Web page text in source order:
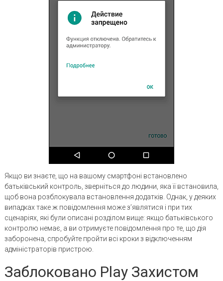
Якщо ви знаєте, що на вашому смартфоні встановлено
батьківський контроль, зверніться до людини, яка її встановила,
щоб вона розблокувала встановлення додатків. Однак, у деяких
випадках таке ж повідомлення може з’являтися і при тих
сценаріях, які були описані розділом вище: якщо батьківського
контролю немає, а ви отримуєте повідомлення про те, що дія
заборонена, спробуйте пройти всі кроки з відключенням
адміністраторів пристрою.
Заблоковано Play Захистом